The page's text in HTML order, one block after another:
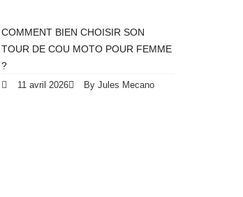
COMMENT BIEN CHOISIR SON
TOUR DE COU MOTO POUR FEMME
?
11 avril 2026 By Jules Mecano